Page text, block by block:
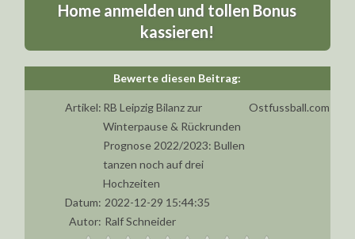
Home anmelden und tollen Bonus
kassieren!
Artikel: RB Leipzig Bilanz zur
Winterpause & Rückrunden
Prognose 2022/2023: Bullen
tanzen noch auf drei
Hochzeiten
Ostfussball.com
Datum: 2022-12-29 15:44:35
Autor: Ralf Schneider